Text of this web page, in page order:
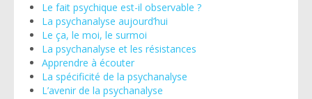
Le fait psychique est-il observable ?
La psychanalyse aujourd’hui
Le ça, le moi, le surmoi
La psychanalyse et les résistances
Apprendre à écouter
La spécificité de la psychanalyse
L’avenir de la psychanalyse